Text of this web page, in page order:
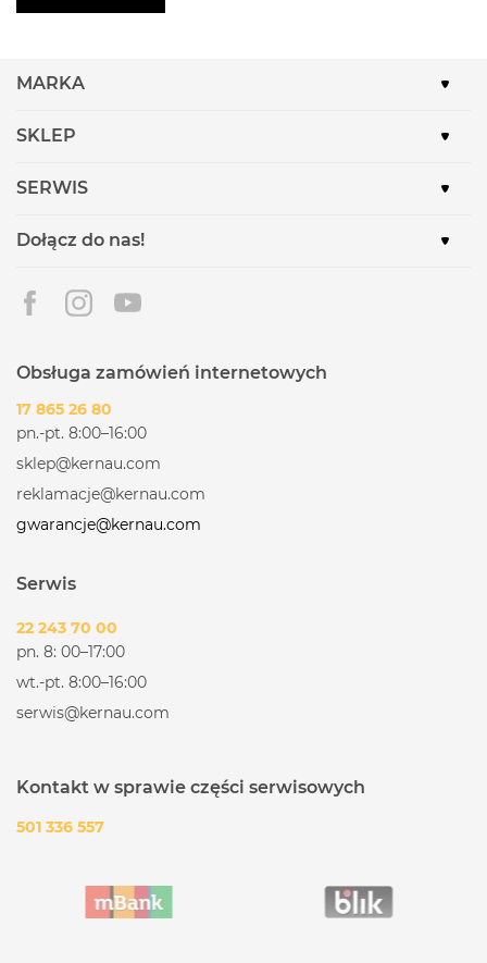
MARKA
SKLEP
SERWIS
Dołącz do nas!
Obsługa zamówień internetowych
17 865 26 80
pn.-pt. 8:00–16:00
sklep@kernau.com
reklamacje@kernau.com
gwarancje@kernau.com
Serwis
22 243 70 00
pn. 8: 00–17:00
wt.-pt. 8:00–16:00
serwis@kernau.com
Kontakt w sprawie części serwisowych
501 336 557